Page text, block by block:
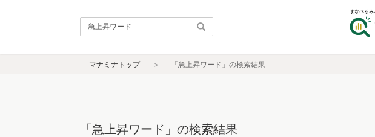
マナミナトップ 「急上昇ワード」の検索結果
「急上昇ワード」の検索結果